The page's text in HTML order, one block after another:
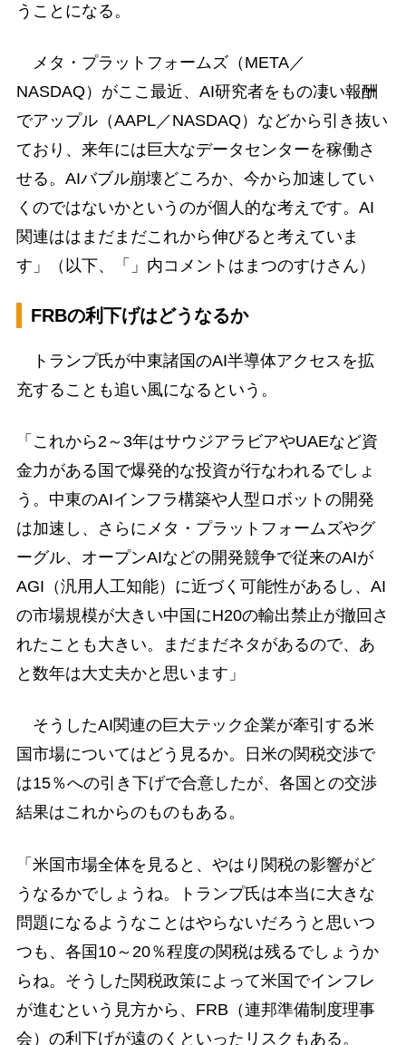
うことになる。
メタ・プラットフォームズ（META／
NASDAQ）がここ最近、AI研究者をもの凄い報酬
でアップル（AAPL／NASDAQ）などから引き抜い
ており、来年には巨大なデータセンターを稼働さ
せる。AIバブル崩壊どころか、今から加速してい
くのではないかというのが個人的な考えです。AI
関連ははまだまだこれから伸びると考えていま
す」（以下、「」内コメントはまつのすけさん）
FRBの利下げはどうなるか
トランプ氏が中東諸国のAI半導体アクセスを拡
充することも追い風になるという。
「これから2～3年はサウジアラビアやUAEなど資
金力がある国で爆発的な投資が行なわれるでしょ
う。中東のAIインフラ構築や人型ロボットの開発
は加速し、さらにメタ・プラットフォームズやグ
ーグル、オープンAIなどの開発競争で従来のAIが
AGI（汎用人工知能）に近づく可能性があるし、AI
の市場規模が大きい中国にH20の輸出禁止が撤回さ
れたことも大きい。まだまだネタがあるので、あ
と数年は大丈夫かと思います」
そうしたAI関連の巨大テック企業が牽引する米
国市場についてはどう見るか。日米の関税交渉で
は15％への引き下げで合意したが、各国との交渉
結果はこれからのものもある。
「米国市場全体を見ると、やはり関税の影響がど
うなるかでしょうね。トランプ氏は本当に大きな
問題になるようなことはやらないだろうと思いつ
つも、各国10～20％程度の関税は残るでしょうか
らね。そうした関税政策によって米国でインフレ
が進むという見方から、FRB（連邦準備制度理事
会）の利下げが遠のくといったリスクもある。